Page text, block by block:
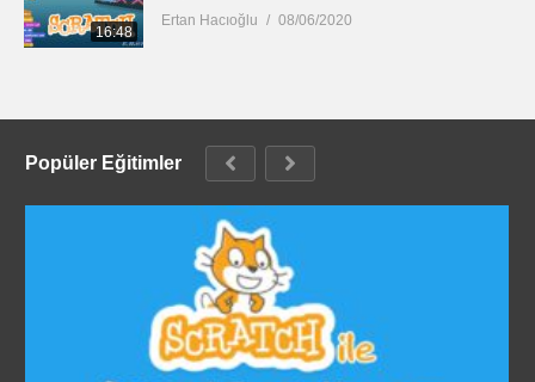
16:48
Ertan Hacıoğlu 08/06/2020
Popüler Eğitimler